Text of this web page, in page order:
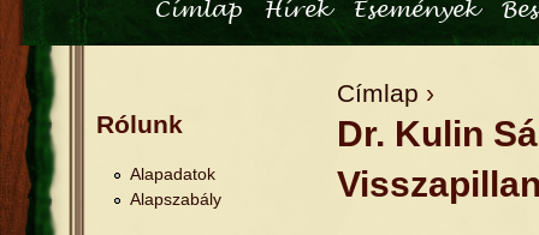
Főmenü
Címlap Hírek Események
Jelenlegi hely
Címlap ›
Dr. Kulin
Rólunk
Alapadatok
Alapszabály